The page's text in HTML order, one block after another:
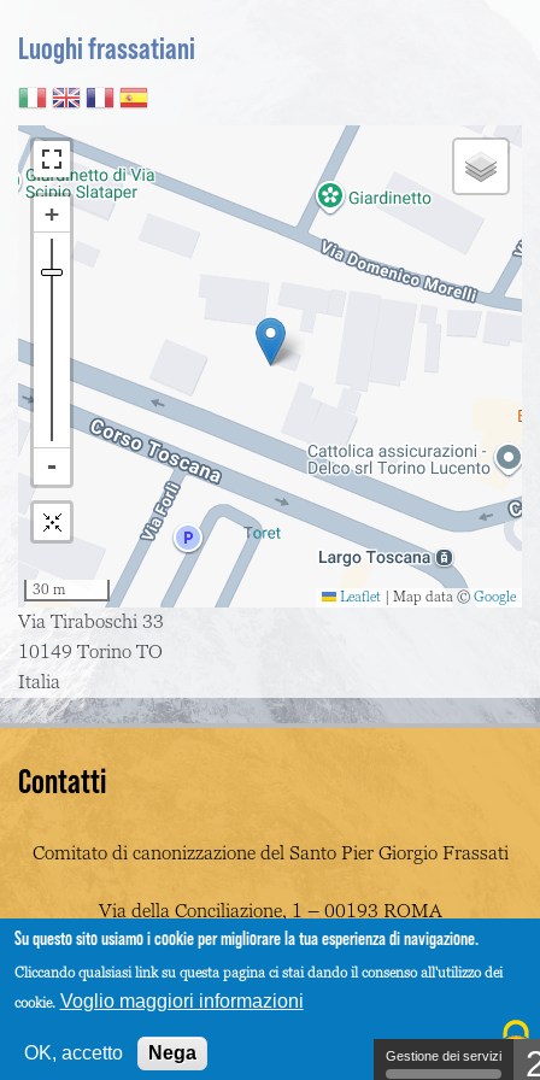
Luoghi frassatiani
30 m Leaflet | Map data © Google
Via Tiraboschi 33
10149 Torino TO
Italia
Contatti
Comitato di canonizzazione del Santo Pier Giorgio Frassati
Via della Conciliazione, 1 – 00193 ROMA
info@piergiorgiofrassati.net
Su questo sito usiamo i cookie per migliorare la tua esperienza di navigazione.
Cliccando qualsiasi link su questa pagina ci stai dando il consenso all'utilizzo dei
cookie. Voglio maggiori informazioni
OK, accetto Nega Gestione dei servizi